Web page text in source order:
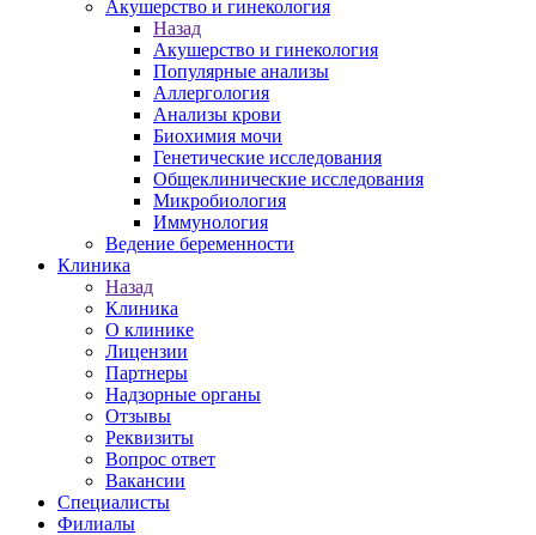
Акушерство и гинекология
Назад
Акушерство и гинекология
Популярные анализы
Аллергология
Анализы крови
Биохимия мочи
Генетические исследования
Общеклинические исследования
Микробиология
Иммунология
Ведение беременности
Клиника
Назад
Клиника
О клинике
Лицензии
Партнеры
Надзорные органы
Отзывы
Реквизиты
Вопрос ответ
Вакансии
Специалисты
Филиалы